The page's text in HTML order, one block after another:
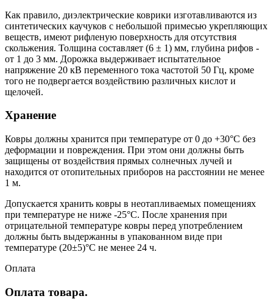
Как правило, диэлектрические коврики изготавливаются из
синтетических каучуков с небольшой примесью укрепляющих
веществ, имеют рифленую поверхность для отсутствия
скольжения. Толщина составляет (6 ± 1) мм, глубина рифов -
от 1 до 3 мм. Дорожка выдерживает испытательное
напряжение 20 кВ переменного тока частотой 50 Гц, кроме
того не подвергается воздействию различных кислот и
щелочей.
Хранение
Ковры должны хранится при температуре от 0 до +30°С без
деформации и повреждения. При этом они должны быть
защищены от воздействия прямых солнечных лучей и
находится от отопительных приборов на расстоянии не менее
1 м.
Допускается хранить ковры в неотапливаемых помещениях
при температуре не ниже -25°С. После хранения при
отрицательной температуре ковры перед употреблением
должны быть выдержанны в упакованном виде при
температуре (20±5)°С не менее 24 ч.
Оплата
Оплата товара.